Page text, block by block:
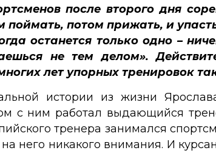
после второго дня
потом прижать, и
останется только одно –
не тем делом».
лет упорных тренировок
истории из жизни
с ним работал выдающийся
тренера занимался
него никакого внимания. И